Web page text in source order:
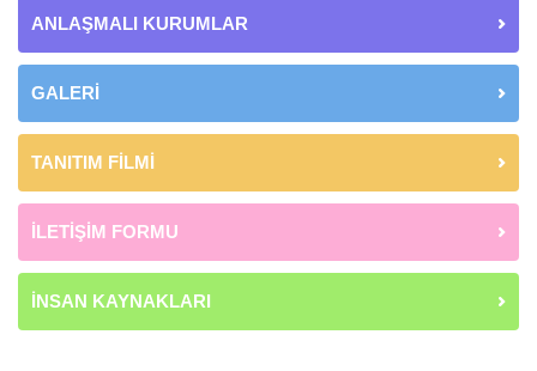
ANLAŞMALI KURUMLAR
GALERİ
TANITIM FİLMİ
İLETİŞİM FORMU
İNSAN KAYNAKLARI